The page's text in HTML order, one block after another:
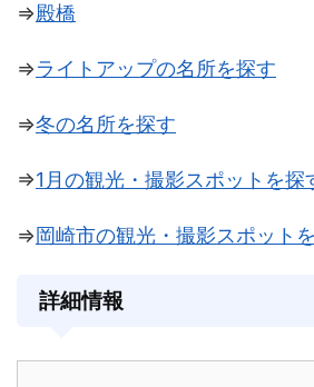
⇒殿橋
⇒ライトアップの名所を探す
⇒冬の名所を探す
⇒1月の観光・撮影スポットを探
⇒岡崎市の観光・撮影スポット
詳細情報